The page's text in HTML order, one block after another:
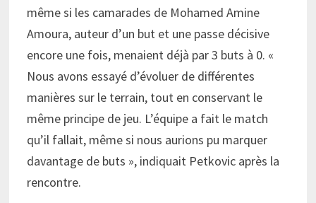
même si les camarades de Mohamed Amine
Amoura, auteur d’un but et une passe décisive
encore une fois, menaient déjà par 3 buts à 0. «
Nous avons essayé d’évoluer de différentes
manières sur le terrain, tout en conservant le
même principe de jeu. L’équipe a fait le match
qu’il fallait, même si nous aurions pu marquer
davantage de buts », indiquait Petkovic après la
rencontre.